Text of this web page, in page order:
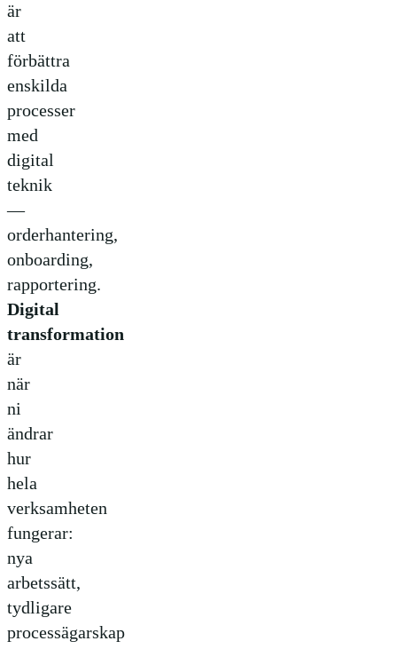
är
att
förbättra
enskilda
processer
med
digital
teknik
—
orderhantering,
onboarding,
rapportering.
Digital
transformation
är
när
ni
ändrar
hur
hela
verksamheten
fungerar:
nya
arbetssätt,
tydligare
processägarskap